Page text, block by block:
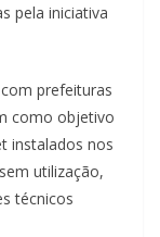
pela iniciativa
prefeituras
como objetivo
instalados nos
utilização,
técnicos